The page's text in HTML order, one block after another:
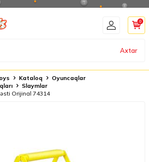
Axtar
0
Kataloq
Oyuncaqlar
Slaymlar
Orijinal 74314